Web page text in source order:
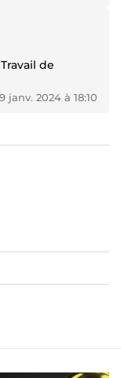
de
9 janv. 2024 à 18:10